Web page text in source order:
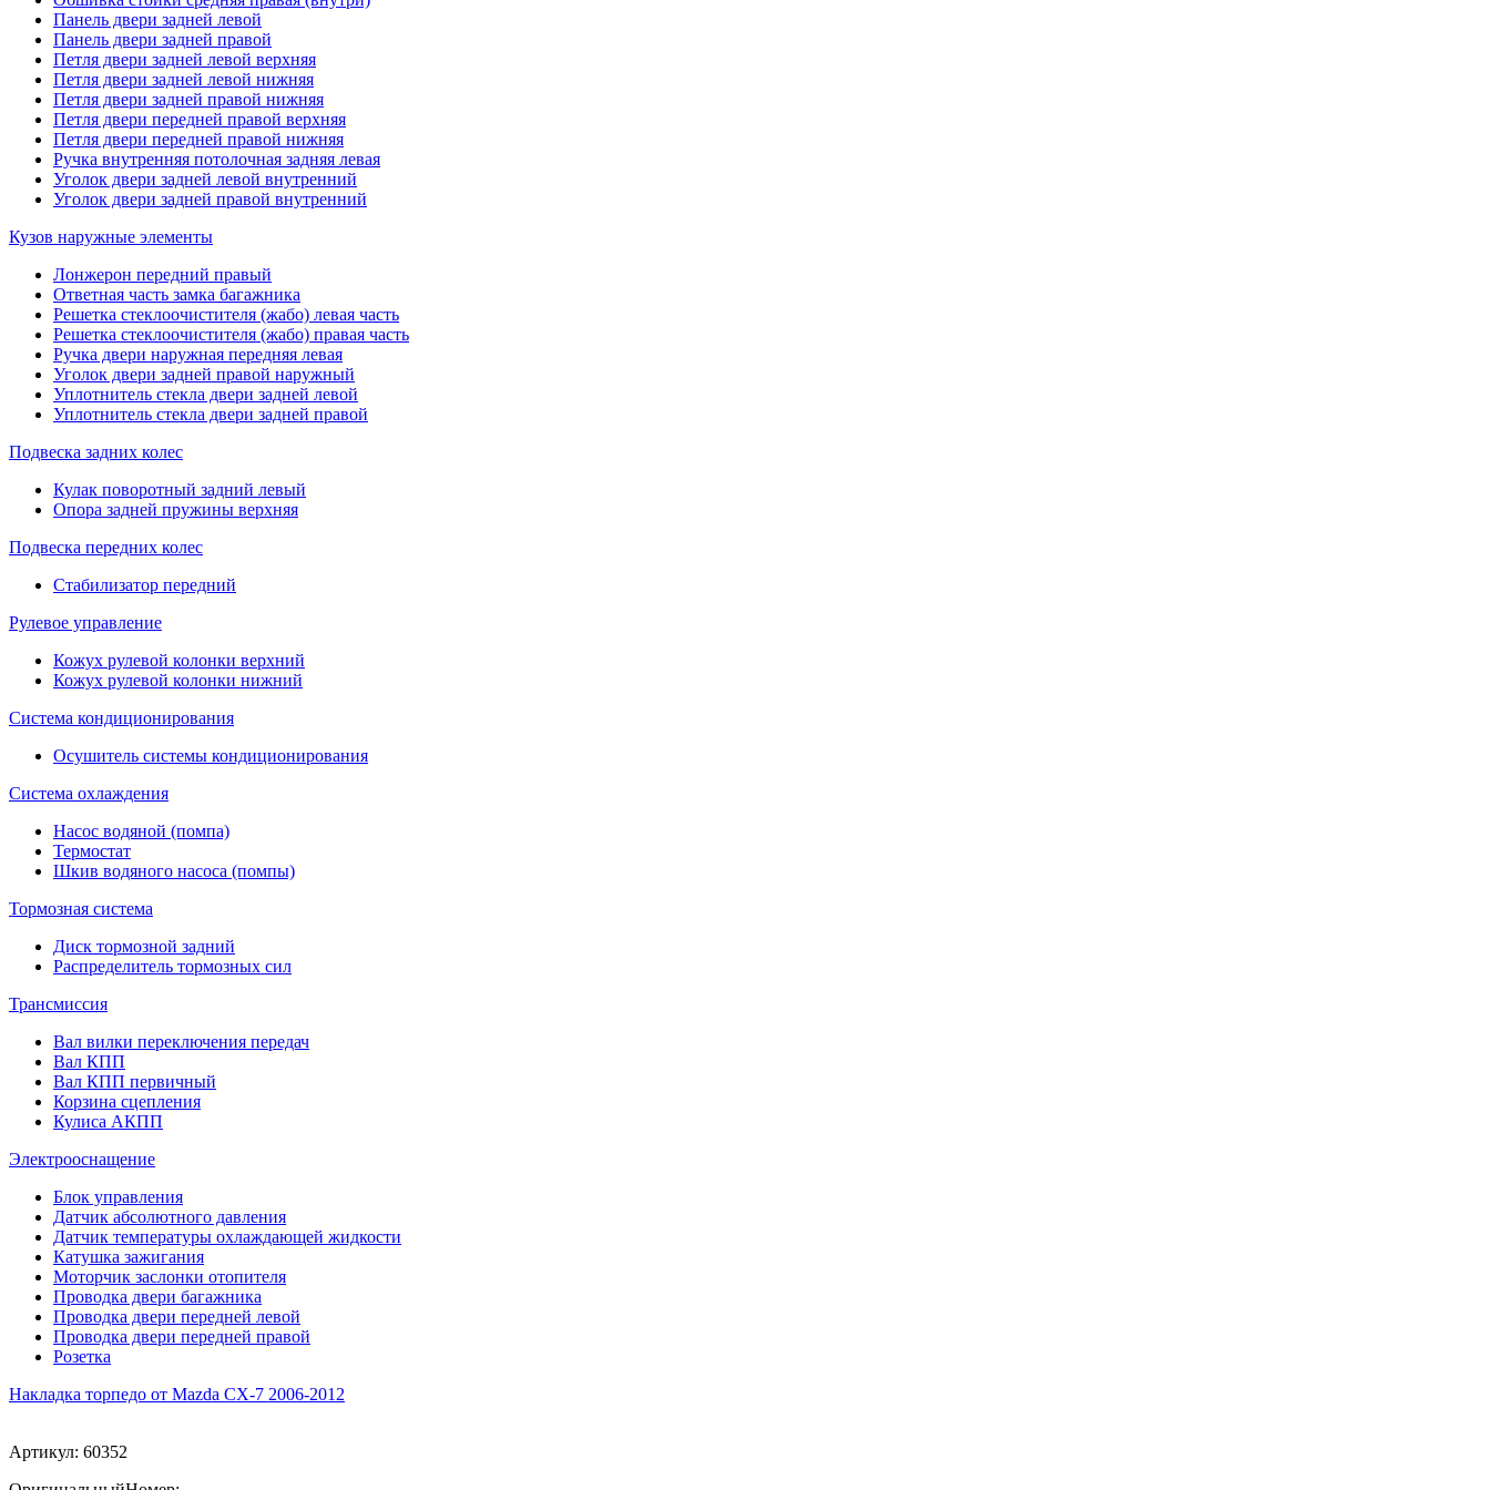
Панель двери задней левой
Панель двери задней правой
Петля двери задней левой верхняя
Петля двери задней левой нижняя
Петля двери задней правой нижняя
Петля двери передней правой верхняя
Петля двери передней правой нижняя
Ручка внутренняя потолочная задняя левая
Уголок двери задней левой внутренний
Уголок двери задней правой внутренний
Кузов наружные элементы
Лонжерон передний правый
Ответная часть замка багажника
Решетка стеклоочистителя (жабо) левая часть
Решетка стеклоочистителя (жабо) правая часть
Ручка двери наружная передняя левая
Уголок двери задней правой наружный
Уплотнитель стекла двери задней левой
Уплотнитель стекла двери задней правой
Подвеска задних колес
Кулак поворотный задний левый
Опора задней пружины верхняя
Подвеска передних колес
Стабилизатор передний
Рулевое управление
Кожух рулевой колонки верхний
Кожух рулевой колонки нижний
Система кондиционирования
Осушитель системы кондиционирования
Система охлаждения
Насос водяной (помпа)
Термостат
Шкив водяного насоса (помпы)
Тормозная система
Диск тормозной задний
Распределитель тормозных сил
Трансмиссия
Вал вилки переключения передач
Вал КПП
Вал КПП первичный
Корзина сцепления
Кулиса АКПП
Электрооснащение
Блок управления
Датчик абсолютного давления
Датчик температуры охлаждающей жидкости
Катушка зажигания
Моторчик заслонки отопителя
Проводка двери багажника
Проводка двери передней левой
Проводка двери передней правой
Розетка
Накладка торпедо от Mazda CX-7 2006-2012
Артикул: 60352